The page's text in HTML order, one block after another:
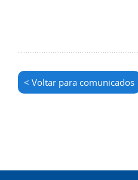
< Voltar para comunicados